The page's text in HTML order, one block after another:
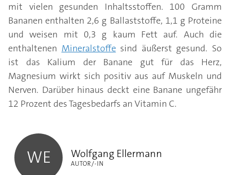
mit vielen gesunden Inhaltsstoffen. 100 Gramm
Bananen enthalten 2,6 g Ballaststoffe, 1,1 g Proteine
und weisen mit 0,3 g kaum Fett auf. Auch die
enthaltenen Mineralstoffesind äußerst gesund. So
ist das Kalium der Banane gut für das Herz,
Magnesium wirkt sich positiv aus auf Muskeln und
Nerven. Darüber hinaus deckt eine Banane ungefähr
12 Prozent des Tagesbedarfs an Vitamin C.
WE Wolfgang Ellermann
AUTOR/-IN